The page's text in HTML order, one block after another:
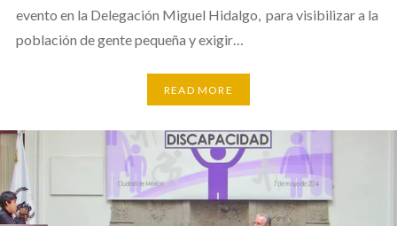
evento en la Delegación Miguel Hidalgo, para visibilizar a la
población de gente pequeña y exigir…
READ MORE